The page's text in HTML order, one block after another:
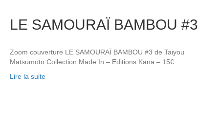
LE SAMOURAÏ BAMBOU #3
Zoom couverture LE SAMOURAÏ BAMBOU #3 de Taiyou
Matsumoto Collection Made In – Editions Kana – 15€
Lire la suite